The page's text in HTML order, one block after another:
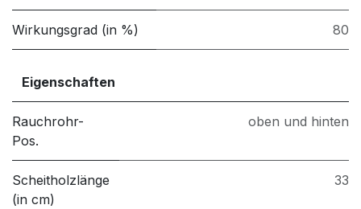
Wirkungsgrad (in %) 80
Eigenschaften
Rauchrohr-
Pos.
oben und hinten
Scheitholzlänge
(in cm)
33